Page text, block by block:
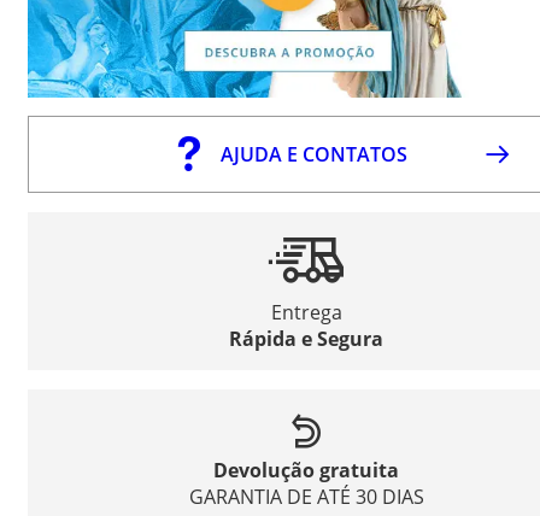
AJUDA E CONTATOS
Entrega
Rápida e Segura
Devolução gratuita
GARANTIA DE ATÉ 30 DIAS